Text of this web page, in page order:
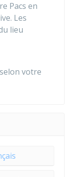
Pacs en
Les
lieu
votre